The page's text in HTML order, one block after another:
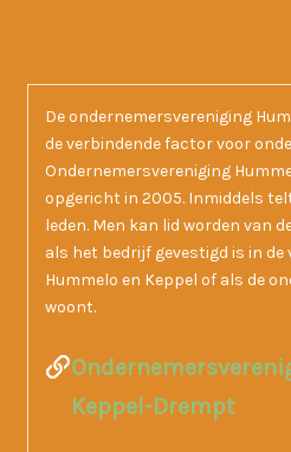
De ondernemersvereniging
de verbindende factor voor
Ondernemersvereniging
opgericht in 2005. Inmiddels
leden. Men kan lid worden van
als het bedrijf gevestigd is in de
Hummelo en Keppel of als de
woont.
Keppel-Drempt